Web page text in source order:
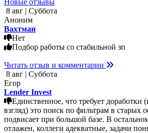
8 авг | Суббота
Аноним
Вахтман
Нет
Подбор работы со стабильной зп
Читать отзыв и комментарии
8 авг | Суббота
Егор
Lender Invest
Единственное, что требует
взгляд) это поиск по фильтрам в старых
подвисает при большой базе. В
отлажен, коллеги адекватные, задачи